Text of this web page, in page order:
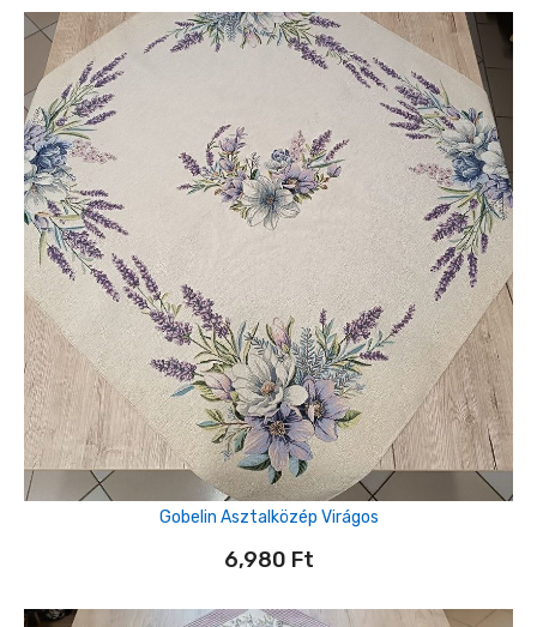
Gobelin Asztalközép Virágos
6,980 Ft